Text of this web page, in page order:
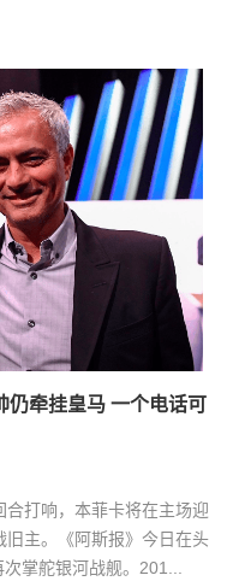
仍牵挂皇马 一个电话可
打响，本菲卡将在主场迎
主。《阿斯报》今日在头
掌舵银河战舰。201...